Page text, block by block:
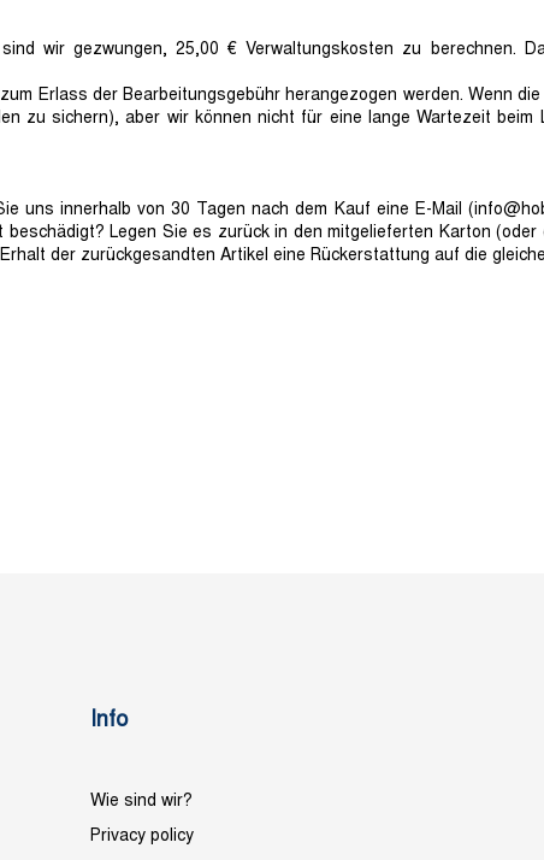
wir gezwungen, 25,00 € Verwaltungskosten zu berechnen.
Erlass der Bearbeitungsgebühr herangezogen werden. Wenn
zu sichern), aber wir können nicht für eine lange Wartezeit
uns innerhalb von 30 Tagen nach dem Kauf eine E-Mail
Legen Sie es zurück in den mitgelieferten Karton
der zurückgesandten Artikel eine Rückerstattung auf die
Info
Wie sind wir?
Privacy policy